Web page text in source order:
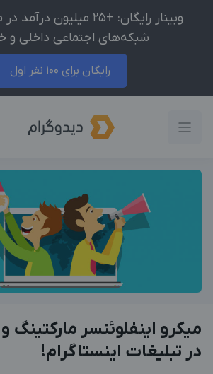
وبینار رایگان: +25 میلیون
شبکه‌های اجتماعی داخلی و
رایگان برای 100 نفر اول
میکرو اینفلوئنسر
در تبلیغات اینستاگرام!